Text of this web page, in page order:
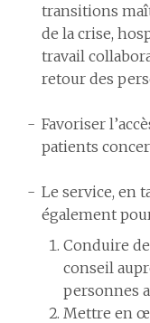
transitions
de la crise,
travail
retour des
Favoriser
patients
Le service, en
également
Conduire
conseil
personnes
Mettre en